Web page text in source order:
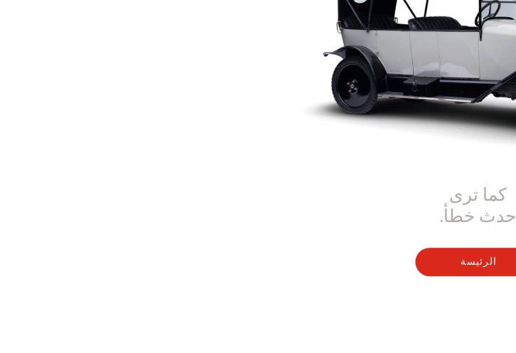
كما ترى
حدث خطأ.
الرئيسة